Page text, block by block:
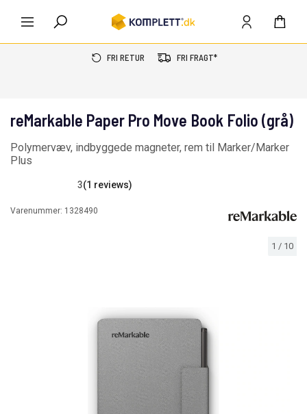
FRI RETUR FRI FRAGT*
1 / 10
reMarkable Paper Pro Move Book Folio (grå)
Polymervæv, indbyggede magneter, rem til Marker/Marker
Plus
3(1 reviews)
Varenummer: 1328490